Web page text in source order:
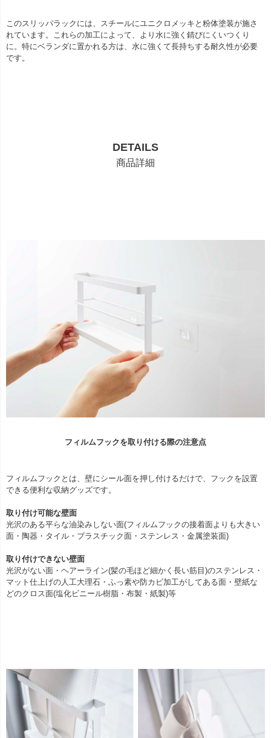
このスリッパラックには、スチールにユニクロメッキと粉体塗装が施さ
れています。これらの加工によって、より水に強く錆びにくいつくり
に。特にベランダに置かれる方は、水に強くて長持ちする耐久性が必要
です。
DETAILS
商品詳細
フィルムフックを取り付ける際の注意点
フィルムフックとは、壁にシール面を押し付けるだけで、フックを設置
できる便利な収納グッズです。
取り付け可能な壁面
光沢のある平らな油染みしない面(フィルムフックの接着面よりも大きい
面・陶器・タイル・プラスチック面・ステンレス・金属塗装面)
取り付けできない壁面
光沢がない面・ヘアーライン(髪の毛ほど細かく長い筋目)のステンレス・
マット仕上げの人工大理石・ふっ素や防カビ加工がしてある面・壁紙な
どのクロス面(塩化ビニール樹脂・布製・紙製)等